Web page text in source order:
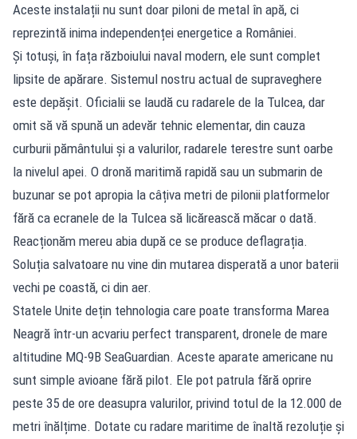
Aceste instalații nu sunt doar piloni de metal în apă, ci
reprezintă inima independenței energetice a României.
Și totuși, în fața războiului naval modern, ele sunt complet
lipsite de apărare. Sistemul nostru actual de supraveghere
este depășit. Oficialii se laudă cu radarele de la Tulcea, dar
omit să vă spună un adevăr tehnic elementar, din cauza
curburii pământului și a valurilor, radarele terestre sunt oarbe
la nivelul apei. O dronă maritimă rapidă sau un submarin de
buzunar se pot apropia la câțiva metri de pilonii platformelor
fără ca ecranele de la Tulcea să licărească măcar o dată.
Reacționăm mereu abia după ce se produce deflagrația.
Soluția salvatoare nu vine din mutarea disperată a unor baterii
vechi pe coastă, ci din aer.
Statele Unite dețin tehnologia care poate transforma Marea
Neagră într-un acvariu perfect transparent, dronele de mare
altitudine MQ-9B SeaGuardian. Aceste aparate americane nu
sunt simple avioane fără pilot. Ele pot patrula fără oprire
peste 35 de ore deasupra valurilor, privind totul de la 12.000 de
metri înălțime. Dotate cu radare maritime de înaltă rezoluție și